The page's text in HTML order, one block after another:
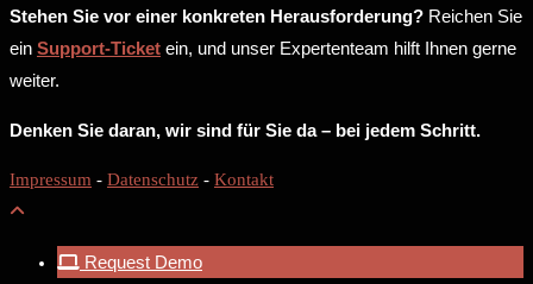
Stehen Sie vor einer konkreten Herausforderung? Reichen Sie
ein Support-Ticket ein, und unser Expertenteam hilft Ihnen gerne
weiter.
Denken Sie daran, wir sind für Sie da – bei jedem Schritt.
Impressum - Datenschutz - Kontakt
Request Demo